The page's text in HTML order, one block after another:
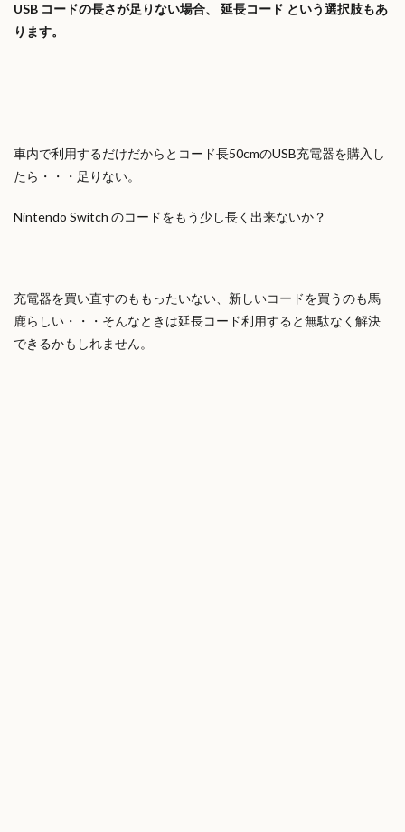
USB コードの長さが足りない場合、 延長コード という選択肢もあ
ります。
車内で利用するだけだからとコード長50cmのUSB充電器を購入し
たら・・・足りない。
Nintendo Switch のコードをもう少し長く出来ないか？
充電器を買い直すのももったいない、新しいコードを買うのも馬
鹿らしい・・・そんなときは延長コード利用すると無駄なく解決
できるかもしれません。